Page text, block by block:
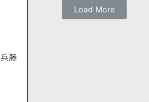
藤
Load More